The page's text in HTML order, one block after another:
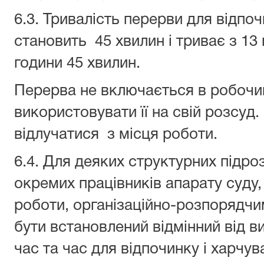
6.3. Тривалість перерви для
становить 45 хвилин і триває з
години 45 хвилин.
Перерва не включається в
використовувати її на свій
відлучатися з місця роботи.
6.4. Для деяких структурних
окремих працівників апарату
роботи, організаційно-
бути встановлений відмінний від
час та час для відпочинку і